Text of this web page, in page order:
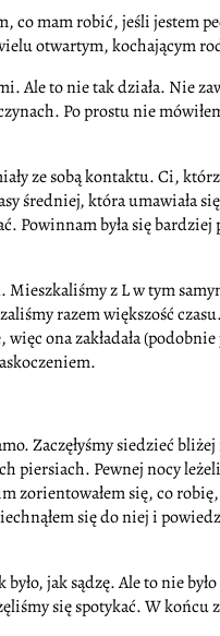
co mam robić, jeśli jestem
otwartym, kochającym
Ale to nie tak działa. Nie
Po prostu nie
ze sobą kontaktu. Ci,
średniej, która umawiała
Powinnam była się
Mieszkaliśmy z L w tym
razem większość
ona zakładała
Zaczęłyśmy siedzieć
piersiach. Pewnej nocy
się, co
się do niej i
jak sądzę. Ale to nie
się spotykać. W